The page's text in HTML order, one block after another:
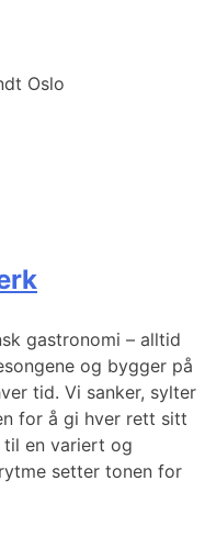
Oslo
gastronomi – alltid
og bygger på
tid. Vi sanker, sylter
for å gi hver rett sitt
en variert og
setter tonen for